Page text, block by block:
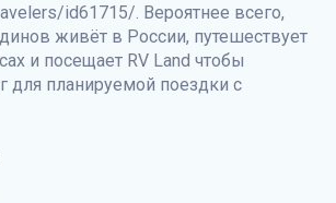
id61715/. Вероятнее всего,
живёт в России, путешествует
и посещает RV Land чтобы
для планируемой поездки с